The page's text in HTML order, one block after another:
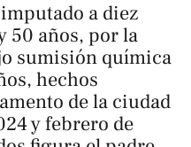
a diez
50 años, por la
sumisión química
hechos
de la ciudad
y febrero de